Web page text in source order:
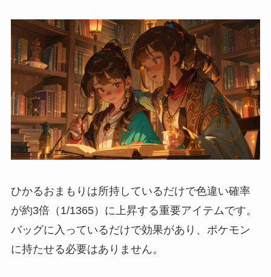
ひかるおまもりは所持しているだけで色違い確率
が約3倍（1/1365）に上昇する重要アイテムです。
バッグに入っているだけで効果があり、ポケモン
に持たせる必要はありません。